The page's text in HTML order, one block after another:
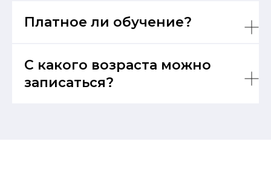
Платное ли обучение?
С какого возраста можно
записаться?